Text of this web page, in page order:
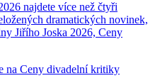
najdete více než čtyři
dramatických novinek,
Jiřího Joska 2026, Ceny